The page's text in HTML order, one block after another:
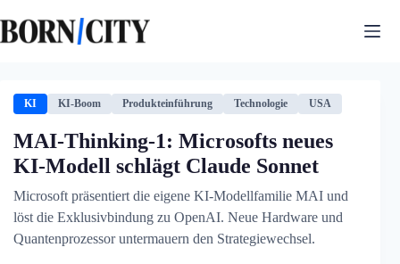
Inhalt
springen
KI KI-Boom Produkteinführung Technologie USA
MAI-Thinking-1: Microsofts neues
KI-Modell schlägt Claude Sonnet
Microsoft präsentiert die eigene KI-Modellfamilie MAI und
löst die Exklusivbindung zu OpenAI. Neue Hardware und
Quantenprozessor untermauern den Strategiewechsel.